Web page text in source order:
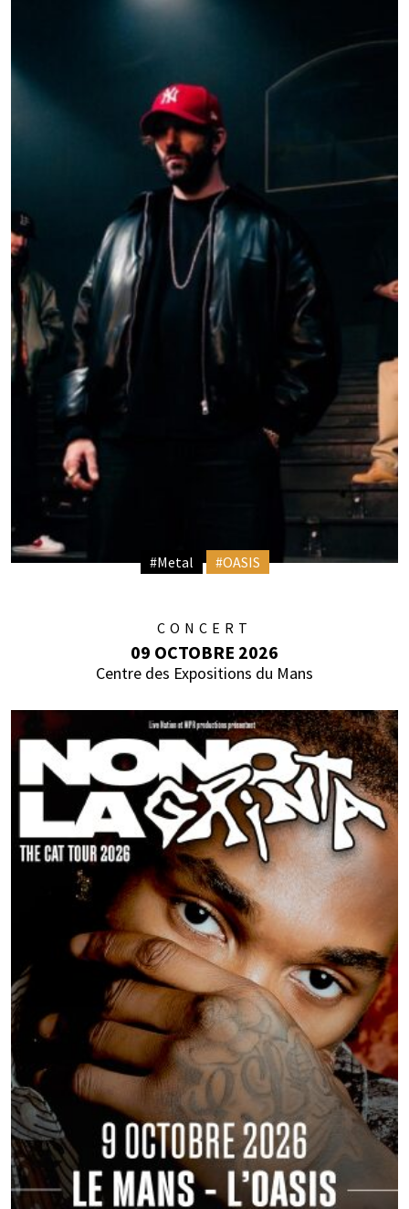
#Metal #OASIS
CONCERT
09 OCTOBRE 2026
Centre des Expositions du Mans